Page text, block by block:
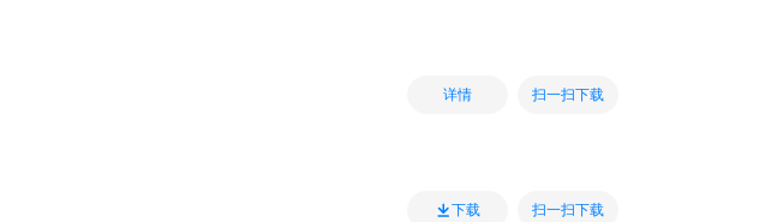
详情 扫一扫下载
下载 扫一扫下载